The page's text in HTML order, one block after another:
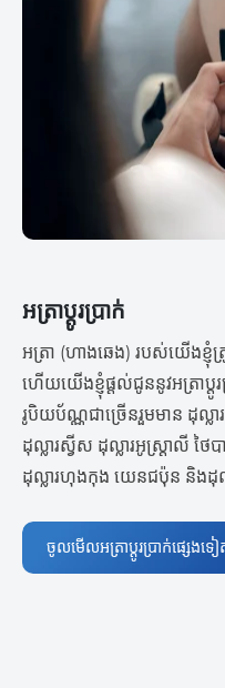
អត្រា​ប្តូ​រ​ប្រាក់
អត្រា (ហាងឆេង) របស់យើងខ្ញុំត្រូ
ហើយយើងខ្ញុំផ្តល់ជូននូវអត្រាប្
រូបិយប័ណ្ណជាច្រើនរួមមាន ដុល្ល
ដុល្លារស្វីស ដុល្លារអូស្ត្រាលី ថ
ដុល្លារហុងកុង យេនជប៉ុន និងដុល្
ចូលមើលអត្រាប្ដូរប្រាក់ផ្សេងទៀ